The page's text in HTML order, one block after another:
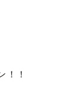
！！